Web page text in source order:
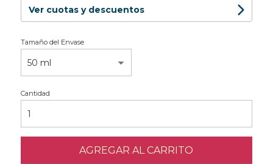
Ver cuotas y descuentos
Tamaño del Envase
Cantidad
AGREGAR AL CARRITO